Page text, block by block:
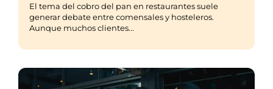
El tema del cobro del pan en restaurantes suele
generar debate entre comensales y hosteleros.
Aunque muchos clientes...